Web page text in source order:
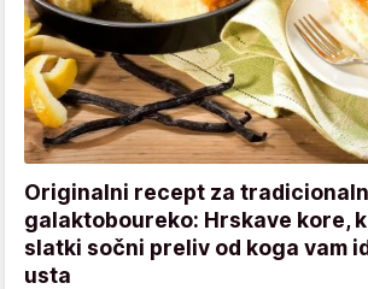
Originalni recept za
galaktoboureko: Hrskave kore,
slatki sočni preliv od koga vam
usta